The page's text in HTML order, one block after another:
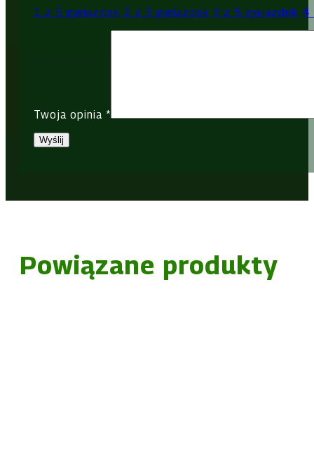
1 z 5 gwiazdek 2 z 5 gwiazdek 3 z 5 gwiazdek 4
Twoja opinia *
Powiązane produkty